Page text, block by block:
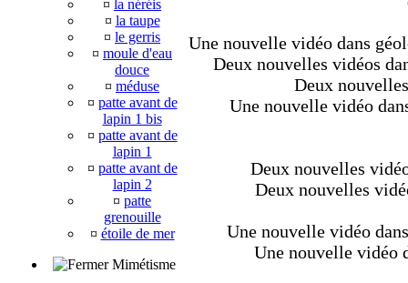
¤ la néréis
¤ la taupe
¤ le gerris
¤ moule d'eau
douce
¤ méduse
¤ patte avant de
lapin 1 bis
¤ patte avant de
lapin 1
¤ patte avant de
lapin 2
¤ patte
grenouille
¤ étoile de mer
Mimétisme
Une nouvelle vidéo dans
Deux nouvelles vidéos
Deux
Une nouvelle vidéo
Deux nouvelles
Deux nouvelles
Une nouvelle vidéo
Une nouvelle vidéo